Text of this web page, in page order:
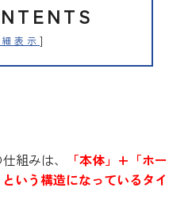
表示 ]
組みは、
「本体」+「ホー
いう構造になっているタイ